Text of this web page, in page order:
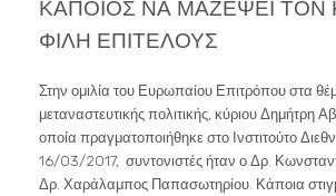
ΚΑΠΟΙΟΣ ΝΑ ΜΑΖΕΨΕΙ
ΦΙΛΗ ΕΠΙΤΕΛΟΥΣ
Στην ομιλία του Ευρωπαίου Επιτρόπου στα
μεταναστευτικής πολιτικής, κύριου Δημήτρη
οποία πραγματοποιήθηκε στο Ινστιτούτο
16/03/2017, συντονιστές ήταν ο Δρ.
Δρ. Χαράλαμπος Παπασωτηρίου. Κάποια